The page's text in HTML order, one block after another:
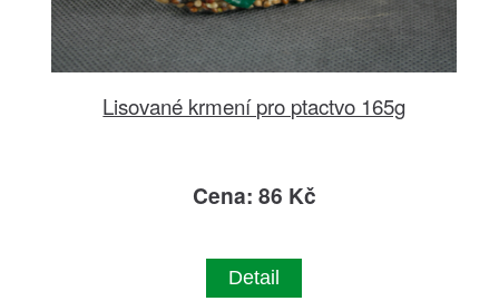
Lisované krmení pro ptactvo 165g
Cena: 86 Kč
Detail